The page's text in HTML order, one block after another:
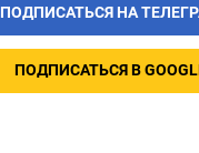
ПОДПИСАТЬСЯ НА
ПОДПИСАТЬСЯ В